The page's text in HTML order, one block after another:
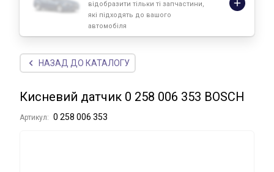
відобразити тільки ті запчастини,
які підходять до вашого
автомобіля
НАЗАД ДО КАТАЛОГУ
Кисневий датчик 0 258 006 353 BOSCH
Артикул: 0 258 006 353